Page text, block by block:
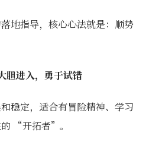
地指导，核心心法就是：顺势
进入，勇于试错
稳定，适合有冒险精神、学习
“开拓者”。